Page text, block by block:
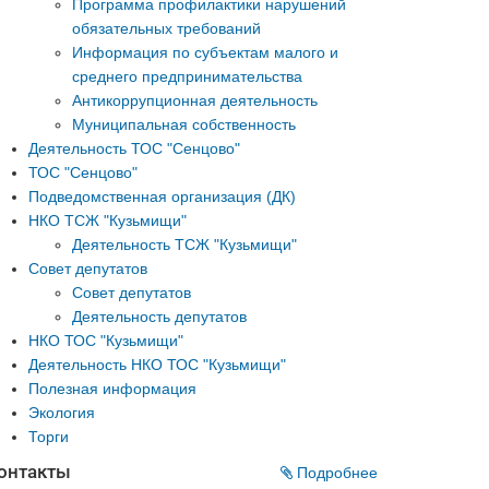
Программа профилактики нарушений
обязательных требований
Информация по субъектам малого и
среднего предпринимательства
Антикоррупционная деятельность
Муниципальная собственность
Деятельность ТОС "Сенцово"
ТОС "Сенцово"
Подведомственная организация (ДК)
НКО ТСЖ "Кузьмищи"
Деятельность ТСЖ "Кузьмищи"
Совет депутатов
Совет депутатов
Деятельность депутатов
НКО ТОС "Кузьмищи"
Деятельность НКО ТОС "Кузьмищи"
Полезная информация
Экология
Торги
Подробнее